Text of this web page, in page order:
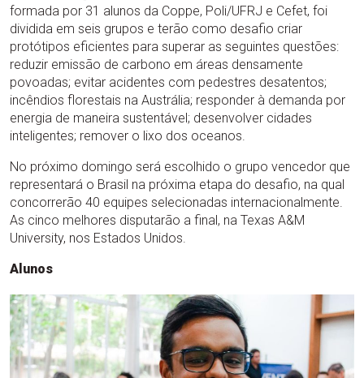
formada por 31 alunos da Coppe, Poli/UFRJ e Cefet, foi
dividida em seis grupos e terão como desafio criar
protótipos eficientes para superar as seguintes questões:
reduzir emissão de carbono em áreas densamente
povoadas; evitar acidentes com pedestres desatentos;
incêndios florestais na Austrália; responder à demanda por
energia de maneira sustentável; desenvolver cidades
inteligentes; remover o lixo dos oceanos.
No próximo domingo será escolhido o grupo vencedor que
representará o Brasil na próxima etapa do desafio, na qual
concorrerão 40 equipes selecionadas internacionalmente.
As cinco melhores disputarão a final, na Texas A&M
University, nos Estados Unidos.
Alunos